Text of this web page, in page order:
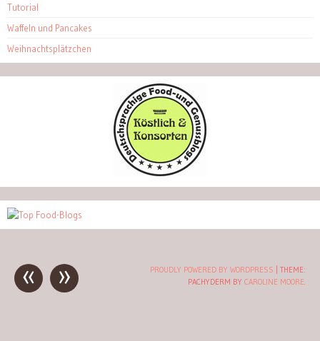
Tutorial
Waffeln und Pancakes
Weihnachtsplätzchen
Post
navigation
« » PROUDLY POWERED BY WORDPRESS
THEME:
PACHYDERM BY CAROLINE MOORE.